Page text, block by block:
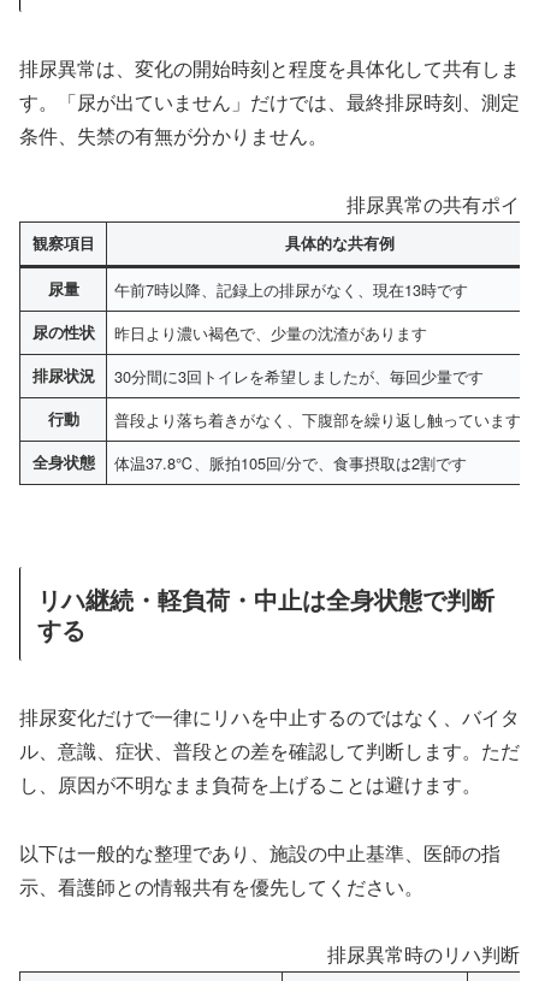
排尿異常は、変化の開始時刻と程度を具体化して共有しま
す。「尿が出ていません」だけでは、最終排尿時刻、測定
条件、失禁の有無が分かりません。
排尿異常の共有ポイ
観察項目 具体的な共有例
尿量 午前7時以降、記録上の排尿がなく、現在13時です
尿の性状 昨日より濃い褐色で、少量の沈渣があります
排尿状況 30分間に3回トイレを希望しましたが、毎回少量です
行動 普段より落ち着きがなく、下腹部を繰り返し触っています
全身状態 体温37.8℃、脈拍105回/分で、食事摂取は2割です
リハ継続・軽負荷・中止は全身状態で判断
する
排尿変化だけで一律にリハを中止するのではなく、バイタ
ル、意識、症状、普段との差を確認して判断します。ただ
し、原因が不明なまま負荷を上げることは避けます。
以下は一般的な整理であり、施設の中止基準、医師の指
示、看護師との情報共有を優先してください。
排尿異常時のリハ判断